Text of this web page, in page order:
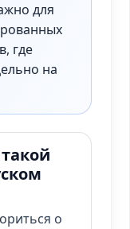
для
где
на
о